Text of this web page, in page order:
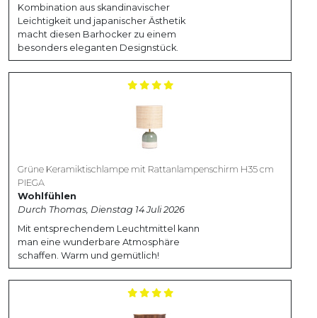
Kombination aus skandinavischer
Leichtigkeit und japanischer Ästhetik
macht diesen Barhocker zu einem
besonders eleganten Designstück.
Grüne Keramiktischlampe mit Rattanlampenschirm H35 cm
PIEGA
Wohlfühlen
Durch Thomas, Dienstag 14 Juli 2026
Mit entsprechendem Leuchtmittel kann
man eine wunderbare Atmosphäre
schaffen. Warm und gemütlich!